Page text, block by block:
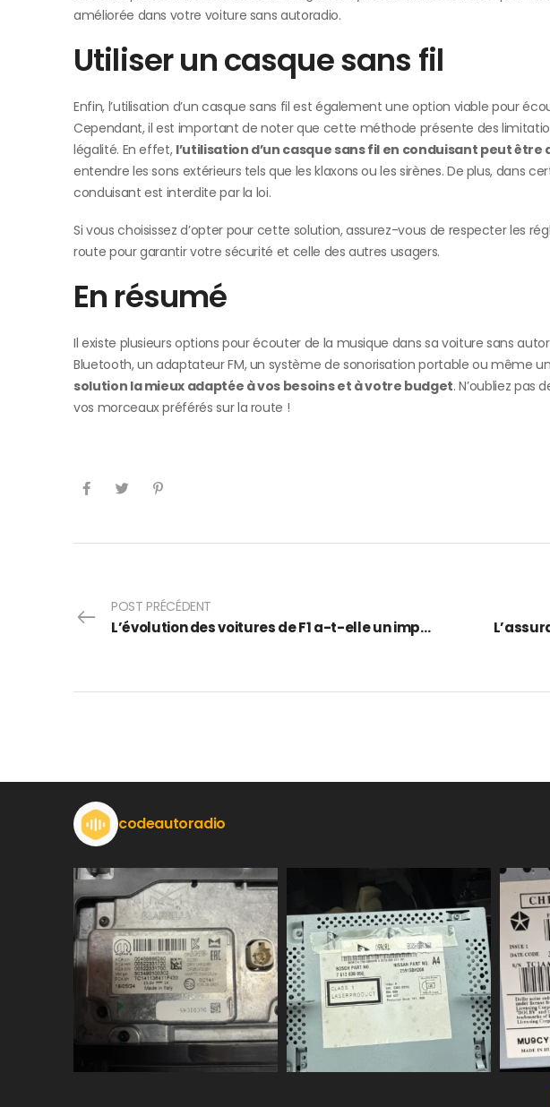
améliorée dans votre voiture sans autoradio.
Utiliser un casque sans fil
Enfin, l’utilisation d’un casque sans fil est également une option viable pour
Cependant, il est important de noter que cette méthode présente des
légalité. En effet, l’utilisation d’un casque sans fil en conduisant peut être
entendre les sons extérieurs tels que les klaxons ou les sirènes. De plus, dans
conduisant est interdite par la loi.
Si vous choisissez d’opter pour cette solution, assurez-vous de respecter les
route pour garantir votre sécurité et celle des autres usagers.
En résumé
Il existe plusieurs options pour écouter de la musique dans sa voiture sans
Bluetooth, un adaptateur FM, un système de sonorisation portable ou même
solution la mieux adaptée à vos besoins et à votre budget. N’oubliez pas
vos morceaux préférés sur la route !
POST PRÉCÉDENT
L’évolution des voitures de F1 a-t-elle un impact sur nos voitures ?
codeautoradio